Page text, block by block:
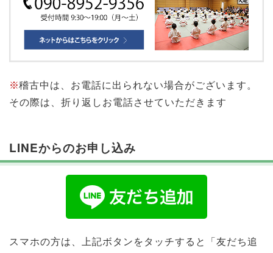
※稽古中は、お電話に出られない場合がございます。
その際は、折り返しお電話させていただきます
LINEからのお申し込み
スマホの方は、上記ボタンをタッチすると「友だち追